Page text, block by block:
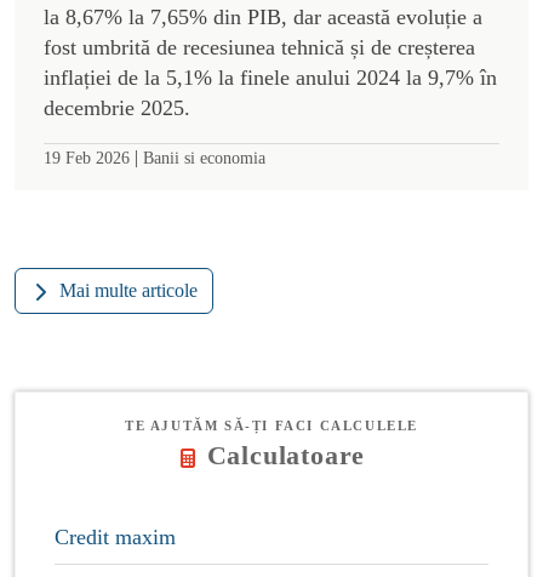
la 8,67% la 7,65% din PIB, dar această evoluție a
fost umbrită de recesiunea tehnică și de creșterea
inflației de la 5,1% la finele anului 2024 la 9,7% în
decembrie 2025.
19 Feb 2026 | Banii si economia
Mai multe articole
TE AJUTĂM SĂ-ȚI FACI CALCULELE
Calculatoare
Credit maxim